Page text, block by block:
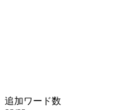
追加ワード数